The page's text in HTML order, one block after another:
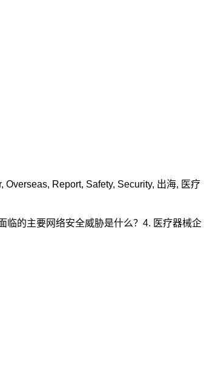
, Overseas, Report, Safety, Security, 出海, 医疗
临的主要网络安全威胁是什么？4. 医疗器械企